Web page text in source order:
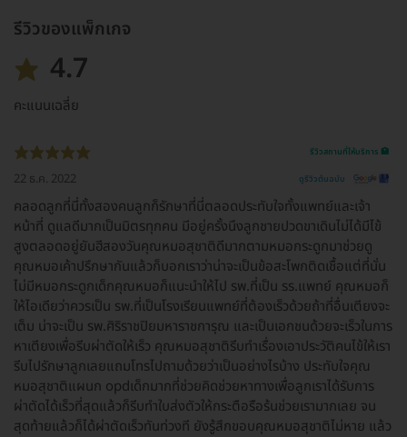
รีวิวของแพ็กเกจ
4.7
คะแนนเฉลี่ย
รีวิวสถานที่ให้บริการ 🏥
22 ธ.ค. 2022 ดูรีวิวต้นฉบับ
คลอดลูกที่นี่ทั้งสองคนลูกก็รักษาที่นี่ตลอดประทับใจทั้งแพทย์และเจ้า
หน้าที่ ดูแลดีมากเป็นมิตรทุกคน มีอยู่ครั้งนึงลูกชายปวดขาเดินไม่ได้มีไข้
สูงตลอดอยู่ยันฮีสองวันคุณหมอสุชาติดีมากตามหมอกระดูกมาช่วยดู
คุณหมอเค้าปรึกษากันแล้วก็บอกเราว่าน่าจะเป็นข้อสะโพกติดเชื้อแต่ที่นั่น
ไม่มีหมอกระดูกเด็กคุณหมอก็แนะนำให้ไป รพ.ที่เป็น รร.แพทย์ คุณหมอก็
ให้ไอเดียว่าควรเป็น รพ.ที่เป็นโรงเรียนแพทย์ที่ต้องเร็วด้วยถ้าที่อื่นเตียงจะ
เต็ม น่าจะเป็น รพ.ศิริราชปิยมหาราชการุณ และเป็นเอกชนด้วยจะเร็วในการ
หาเตียงเพื่อรีบผ่าตัดให้เร็ว คุณหมอสุชาติรีบทำเรื่องเอาประวัติคนไข้ให้เรา
รีบไปรักษาลูกเลยแถมโทรไปถามด้วยว่าเป็นอย่างไรบ้าง ประทับใจคุณ
หมอสุชาติแผนก opdเด็กมากที่ช่วยคิดช่วยหาทางเพื่อลูกเราได้รับการ
ผ่าตัดได้เร็วที่สุดแล้วก็รีบทำใบส่งตัวให้กระตือรือร้นช่วยเรามากเลย จน
สุดท้ายแล้วก็ได้ผ่าตัดเร็วทันท่วงที ยังรู้สึกขอบคุณหมอสุชาติไม่หาย แล้ว